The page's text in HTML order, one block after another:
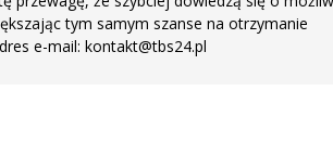
tym samym szanse na otrzymanie
e-mail: kontakt@tbs24.pl